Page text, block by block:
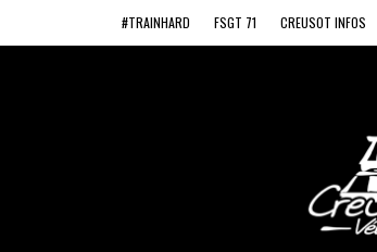
#TRAINHARD FSGT 71 CREUSOT INFOS